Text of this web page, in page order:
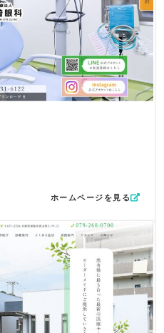
ホームページを見る